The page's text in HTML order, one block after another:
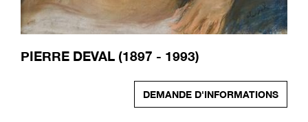
PIERRE DEVAL (1897 - 1993)
DEMANDE D'INFORMATIONS